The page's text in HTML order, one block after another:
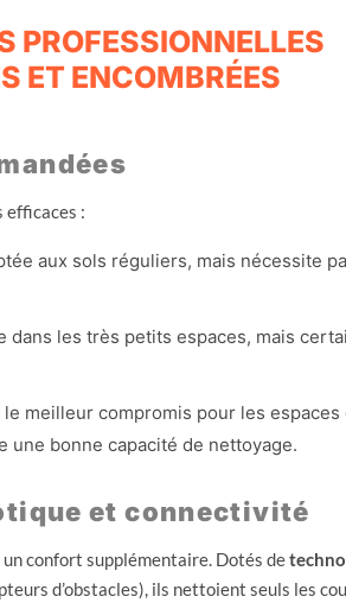
PROFESSIONNELLES
ET ENCOMBRÉES
efficaces :
aux sols réguliers, mais nécessite
dans les très petits espaces, mais
meilleur compromis pour les espaces
une bonne capacité de nettoyage.
et connectivité
confort supplémentaire. Dotés de
d’obstacles), ils nettoient seuls les